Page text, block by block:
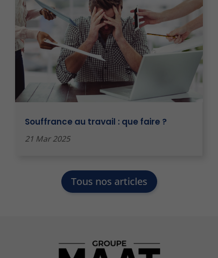
Souffrance au travail : que faire ?
21 Mar 2025
Tous nos articles